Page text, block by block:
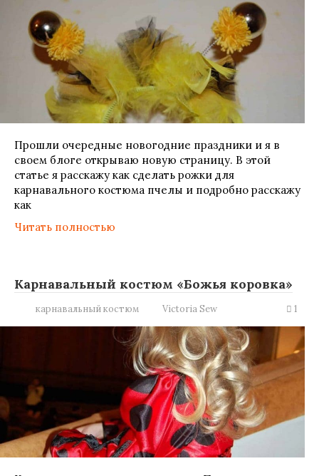
Прошли очередные новогодние праздники и я в
своем блоге открываю новую страницу. В этой
статье я расскажу как сделать рожки для
карнавального костюма пчелы и подробно расскажу
как
Читать полностью
Карнавальный костюм «Божья коровка»
карнавальный костюм Victoria Sew 1